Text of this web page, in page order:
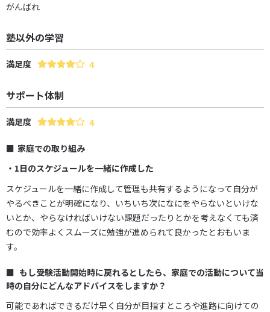
がんばれ
塾以外の学習
満足度 4
サポート体制
満足度 4
家庭での取り組み
・1日のスケジュールを一緒に作成した
スケジュールを一緒に作成して管理も共有するようになって自分が
やるべきことが明確になり、いちいち次になにをやらないといけな
いとか、やらなければいけない課題だったりとかを考えなくても済
むので効率よくスムーズに勉強が進められて良かったとおもいま
す。
もし受験活動開始時に戻れるとしたら、家庭での活動について当
時の自分にどんなアドバイスをしますか？
可能であればできるだけ早く自分が目指すところや進路に向けての